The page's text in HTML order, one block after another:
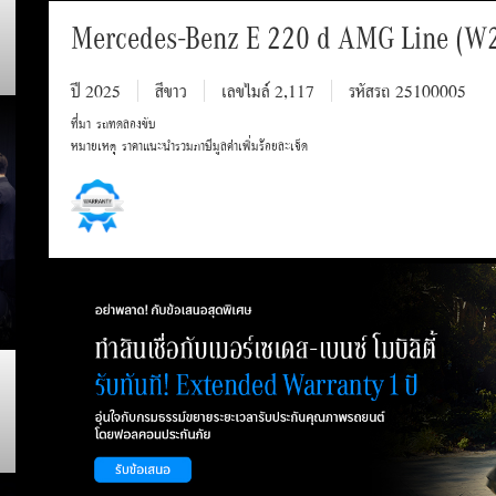
Mercedes-Benz E 220 d AMG Line
ปี 2025 สีขาว เลขไมล์ 2,117 รหัสรถ 25100005
ที่มา รถทดลองขับ
หมายเหตุ ราคาแนะนำรวมภาษีมูลค่าเพิ่มร้อยละเจ็ด